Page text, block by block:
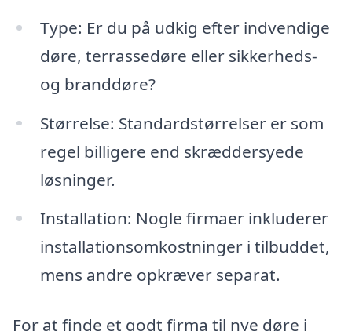
Type: Er du på udkig efter indvendige
døre, terrassedøre eller sikkerheds-
og branddøre?
Størrelse: Standardstørrelser er som
regel billigere end skræddersyede
løsninger.
Installation: Nogle firmaer inkluderer
installationsomkostninger i tilbuddet,
mens andre opkræver separat.
For at finde et godt firma til nye døre i